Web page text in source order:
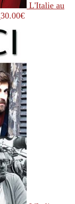
L'Italie au
30.00€